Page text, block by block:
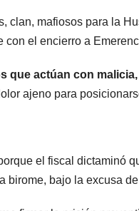
clan, mafiosos para la
con el encierro a
que actúan con
ajeno para
el fiscal dictaminó
birome, bajo la excusa